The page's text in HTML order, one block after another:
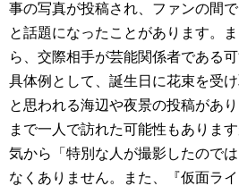
事の写真が投稿され、ファンの間
と話題になったことがあります。
ら、交際相手が芸能関係者である
具体例として、誕生日に花束を受
と思われる海辺や夜景の投稿があ
まで一人で訪れた可能性もありま
気から「特別な人が撮影したので
なくありません。また、『仮面ラ